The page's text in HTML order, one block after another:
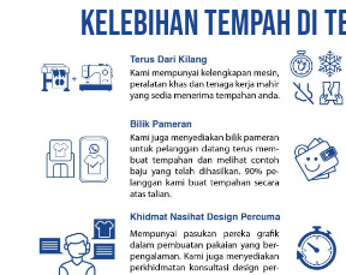
KELEBIHAN TEmPAH DI